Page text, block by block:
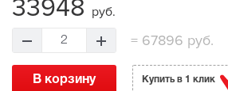
33948 руб.
2 =67896 руб.
В корзину Купить в 1 клик